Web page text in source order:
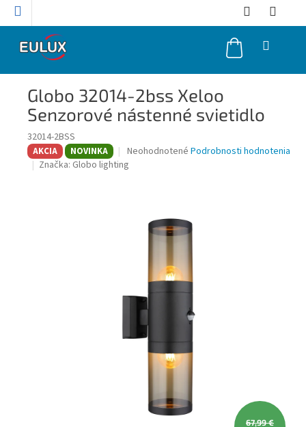
Prejsť
NÁKUPNÝ
KOŠÍK
Globo 32014-2bss Xeloo
Senzorové nástenné svietidlo
32014-2BSS
AKCIA NOVINKA
Priemerné
hodnotenie
hviezdičiek.
Neohodnotené Podrobnosti hodnotenia
Značka: Globo lighting
67,99 €